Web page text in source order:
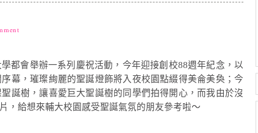
都會舉辦一系列慶祝活動，今年迎接創校88週年紀念，以
幕，璀璨絢麗的聖誕燈飾將入夜校園點綴得美侖美奐；今
誕樹，讓喜愛巨大聖誕樹的同學們拍得開心，而我由於沒
，給想來輔大校園感受聖誕氣氛的朋友參考啦～